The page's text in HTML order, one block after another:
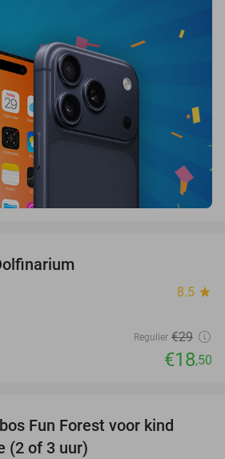
8.5 star
Regulier €29
€18,50
Fun Forest voor kind
(2 of 3 uur)